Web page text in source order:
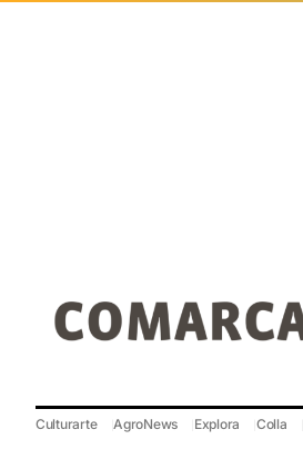
Culturarte AgroNews Explora Colla